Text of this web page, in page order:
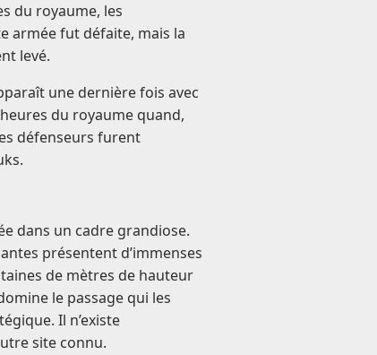
du royaume, les
armée fut défaite, mais la
levé.
une dernière fois avec
du royaume quand,
défenseurs furent
dans un cadre grandiose.
présentent d’immenses
de mètres de hauteur
le passage qui les
Il n’existe
site connu.